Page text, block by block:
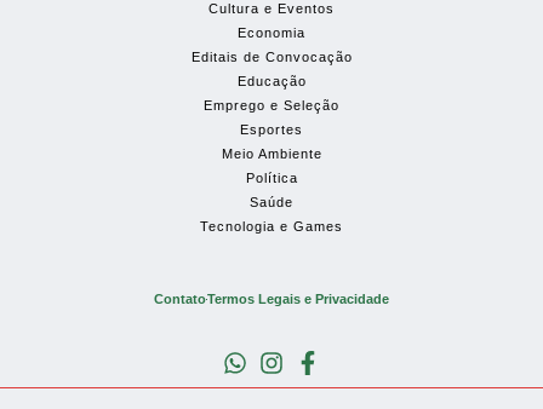
Cultura e Eventos
Economia
Editais de Convocação
Educação
Emprego e Seleção
Esportes
Meio Ambiente
Política
Saúde
Tecnologia e Games
ContatoTermos Legais e Privacidade